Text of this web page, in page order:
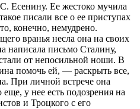
Есенину. Ее жестоко мучила
писали все о ее приступах
конечно, немудрено.
вранья несла она на своих
написала письмо Сталину,
от непосильной ноши. В
помочь ей, — раскрыть все,
При личной встрече она
еще, у нее есть подозрения на
и Троцкого с его